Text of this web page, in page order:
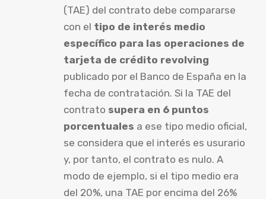
(TAE) del contrato debe compararse
con el tipo de interés medio
específico para las operaciones de
tarjeta de crédito revolving
publicado por el Banco de España en la
fecha de contratación. Si la TAE del
contrato supera en 6 puntos
porcentuales a ese tipo medio oficial,
se considera que el interés es usurario
y, por tanto, el contrato es nulo. A
modo de ejemplo, si el tipo medio era
del 20%, una TAE por encima del 26%